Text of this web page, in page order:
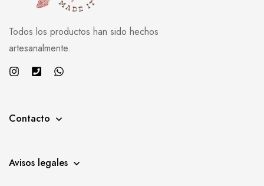
Todos los productos han sido hechos
artesanalmente.
Contacto
Avisos legales